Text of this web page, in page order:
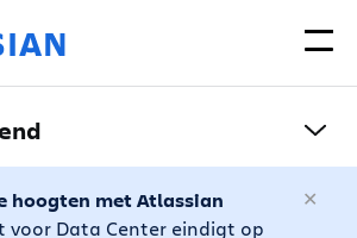
hoogten met Atlassian
voor Data Center eindigt op